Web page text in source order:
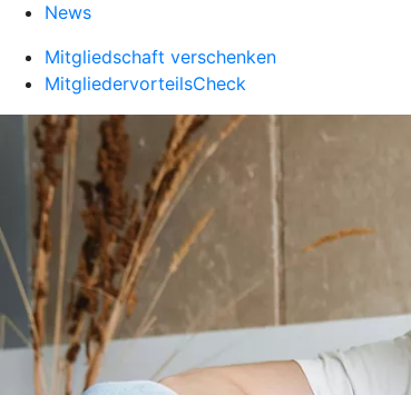
News
Mitgliedschaft verschenken
MitgliedervorteilsCheck